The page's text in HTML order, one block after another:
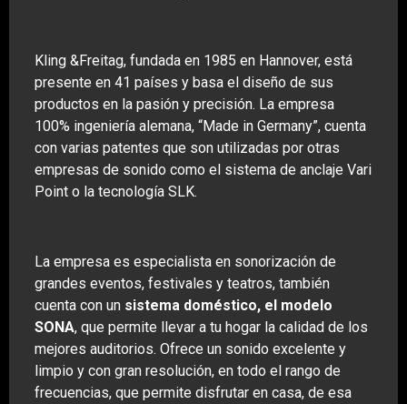
Kling &Freitag, fundada en 1985 en Hannover, está
presente en 41 países y basa el diseño de sus
productos en la pasión y precisión. La empresa
100% ingeniería alemana, “Made in Germany”, cuenta
con varias patentes que son utilizadas por otras
empresas de sonido como el sistema de anclaje Vari
Point o la tecnología SLK.
La empresa es especialista en sonorización de
grandes eventos, festivales y teatros, también
cuenta con un sistema doméstico, el modelo
SONA, que permite llevar a tu hogar la calidad de los
mejores auditorios. Ofrece un sonido excelente y
limpio y con gran resolución, en todo el rango de
frecuencias, que permite disfrutar en casa, de esa